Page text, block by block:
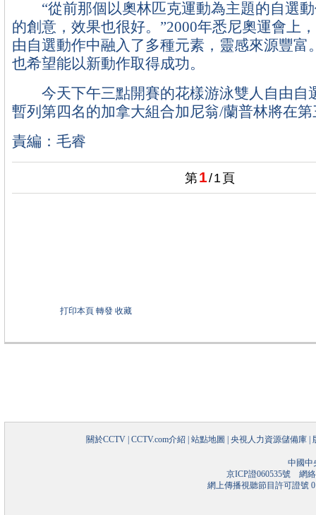
“從前那個以奧林匹克運動為主題的自選動
的創意，效果也很好。”2000年悉尼奧運會上
由自選動作中融入了多種元素，靈感來源豐富
也希望能以新動作取得成功。
今天下午三點開賽的花樣游泳雙人自由自
暫列第四名的加拿大組合加尼翁/蘭普林將在
責編：毛睿
第1/1頁
打印本頁 轉發 收藏
關於CCTV CCTV.com介紹 站點地圖 央視人力資源儲備庫
中國中
京ICP證060535號網絡
網上傳播視聽節目許可證號